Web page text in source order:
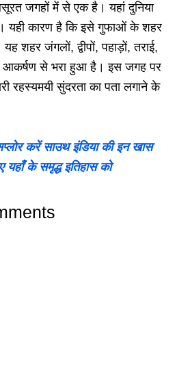
जगहों में से एक है। यहां दुनिया
यही कारण है कि इसे गुफाओं के शहर
शहर जंगलों, द्वीपों, पहाड़ों, तराई,
आकर्षण से भरा हुआ है। इस जगह पर
रहस्यमयी सुंदरता का पता लगाने के
करें साउथ इंडिया की इन खास
के समृद्ध इतिहास को